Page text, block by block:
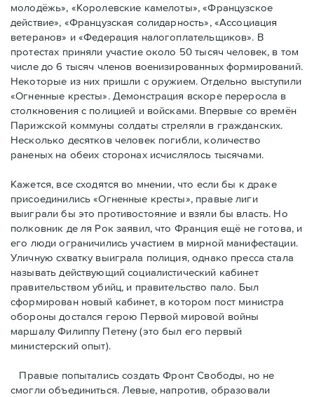
молодёжь», «Королевские камелоты», «Французское
действие», «Французская солидарность», «Ассоциация
ветеранов» и «Федерация налогоплательщиков». В
протестах приняли участие около 50 тысяч человек, в том
числе до 6 тысяч членов военизированных формирований.
Некоторые из них пришли с оружием. Отдельно выступили
«Огненные кресты». Демонстрация вскоре переросла в
столкновения с полицией и войсками. Впервые со времён
Парижской коммуны солдаты стреляли в гражданских.
Несколько десятков человек погибли, количество
раненых на обеих сторонах исчислялось тысячами.
Кажется, все сходятся во мнении, что если бы к драке
присоединились «Огненные кресты», правые лиги
выиграли бы это противостояние и взяли бы власть. Но
полковник де ля Рок заявил, что Франция ещё не готова, и
его люди ограничились участием в мирной манифестации.
Уличную схватку выиграла полиция, однако пресса стала
называть действующий социалистический кабинет
правительством убийц, и правительство пало. Был
сформирован новый кабинет, в котором пост министра
обороны достался герою Первой мировой войны
маршалу Филиппу Петену (это был его первый
министерский опыт).
Правые пoпытались создать Фронт Свободы, но не
смогли объединиться. Левые, напротив, образовали